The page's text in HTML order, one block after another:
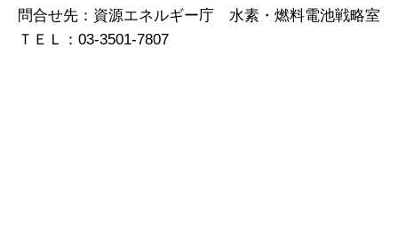
問合せ先：資源エネルギー庁 水素・燃料電池戦略室
ＴＥＬ：03-3501-7807